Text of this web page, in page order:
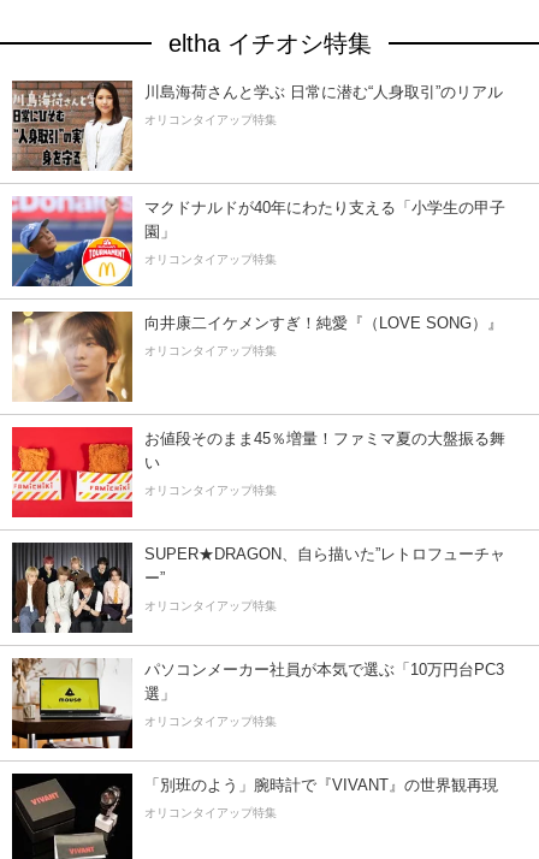
eltha イチオシ特集
川島海荷さんと学ぶ 日常に潜む“人身取引”のリアル
オリコンタイアップ特集
マクドナルドが40年にわたり支える「小学生の甲子
園」
オリコンタイアップ特集
向井康二イケメンすぎ！純愛『（LOVE SONG）』
オリコンタイアップ特集
お値段そのまま45％増量！ファミマ夏の大盤振る舞
い
オリコンタイアップ特集
SUPER★DRAGON、自ら描いた”レトロフューチャ
ー”
オリコンタイアップ特集
パソコンメーカー社員が本気で選ぶ「10万円台PC3
選」
オリコンタイアップ特集
「別班のよう」腕時計で『VIVANT』の世界観再現
オリコンタイアップ特集